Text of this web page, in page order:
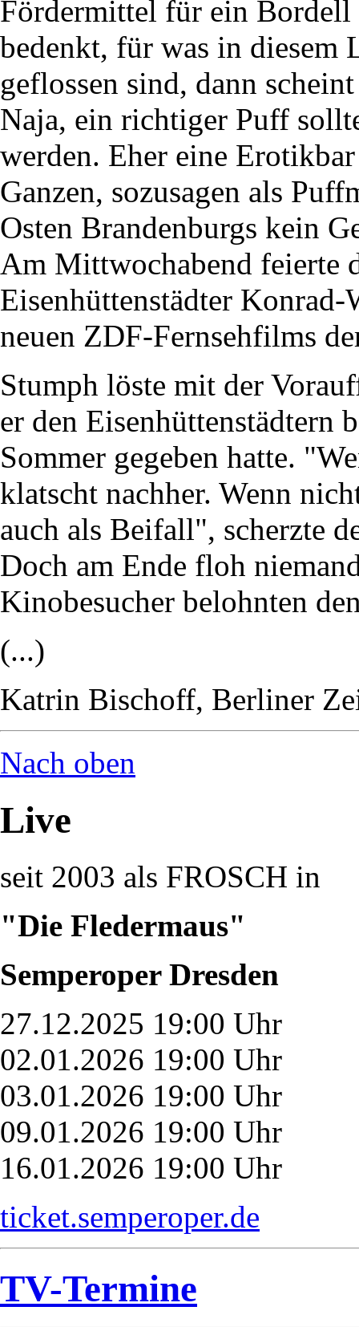
Fördermittel für ein Bordell
bedenkt, für was in diesem
geflossen sind, dann
Naja, ein richtiger Puff
werden. Eher eine
Ganzen, sozusagen als
Osten Brandenburgs kein
Am Mittwochabend feierte
Eisenhüttenstädter Konrad-
neuen ZDF-Fernsehfilms
Stumph löste mit der
er den Eisenhüttenstädtern
Sommer gegeben hatte.
klatscht nachher. Wenn
auch als Beifall", scherzte
Doch am Ende floh
Kinobesucher belohnten
(...)
Katrin Bischoff, Berliner
Nach oben
Live
seit 2003 als FROSCH in
"Die Fledermaus"
Semperoper Dresden
27.12.2025 19:00 Uhr
02.01.2026 19:00 Uhr
03.01.2026 19:00 Uhr
09.01.2026 19:00 Uhr
16.01.2026 19:00 Uhr
ticket.semperoper.de
TV-Termine